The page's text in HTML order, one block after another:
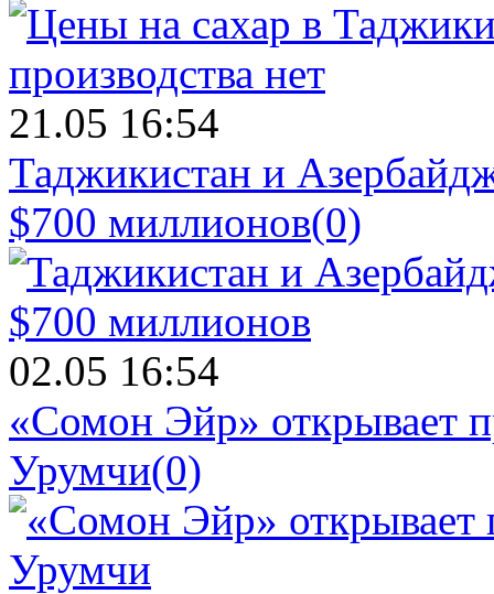
21.05 16:54
Таджикистан и
$700 миллионов(0)
02.05 16:54
«Сомон Эйр» открывает
Урумчи(0)